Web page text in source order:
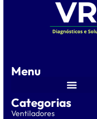
Menu
Categorias
Ventiladores